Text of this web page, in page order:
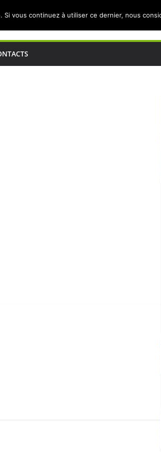
vous continuez à utiliser ce dernier, nous